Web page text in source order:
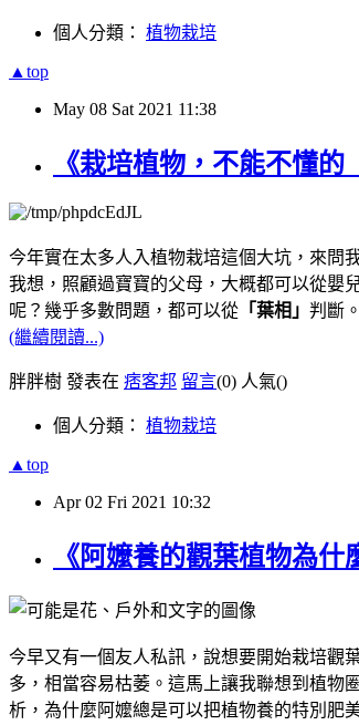
個人分類： 植物栽培
▲top
May 08 Sat 2021 11:38
《栽培植物，不能不懂的
今年實在太多人入植物栽培這個大坑，來問
我想，照顧過寶寶的父母，大概都可以從嬰
呢？幾乎多數問題，都可以從 「葉相」 判斷。
(繼續閱讀...)
胖胖樹 發表在 痞客邦 留言(0) 人氣()
個人分類： 植物栽培
▲top
Apr 02 Fri 2021 10:32
《阿嬤養的觀葉植物為什
今早又有一個友人私訊，說想要開始栽培觀
多，相當容易枯萎。這馬上讓我聯想到植物
析，為什麼阿嬤總是可以把植物養的特別肥